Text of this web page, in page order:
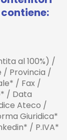
al 100%) /
/ Provincia /
/ Fax /
/ Data
Ateco /
Giuridica*
/ P.IVA*